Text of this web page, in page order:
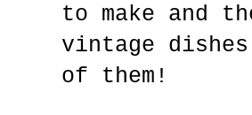
to make and
vintage
of them!